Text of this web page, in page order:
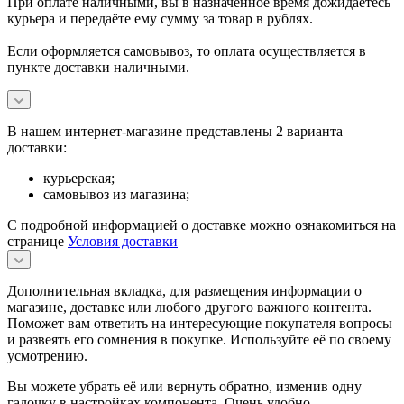
курьера и передаёте ему сумму за товар в рублях.
Если оформляется самовывоз, то оплата осуществляется в
пункте доставки наличными.
В нашем интернет-магазине представлены 2 варианта
доставки:
курьерская;
самовывоз из магазина;
С подробной информацией о доставке можно ознакомиться на
странице Условия доставки
Дополнительная вкладка, для размещения информации о
магазине, доставке или любого другого важного контента.
Поможет вам ответить на интересующие покупателя вопросы
и развеять его сомнения в покупке. Используйте её по своему
усмотрению.
Вы можете убрать её или вернуть обратно, изменив одну